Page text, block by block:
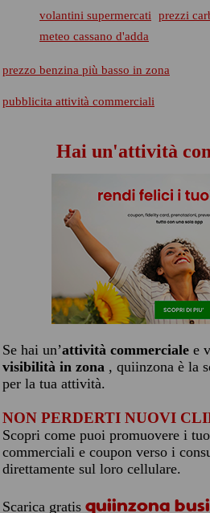
volantini supermercati prezzi
meteo cassano d'adda
prezzo benzina più basso in zona
pubblicita attività commerciali
Hai un'attività
Se hai un’attività commerciale e
visibilità in zona , quiinzona è la
per la tua attività.
NON PERDERTI NUOVI
Scopri come puoi promuovere i
commerciali e coupon verso i
direttamente sul loro cellulare.
Scarica gratis quiinzona